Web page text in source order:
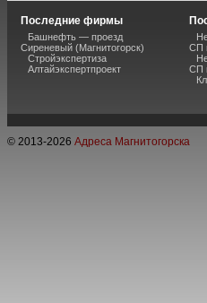
Последние фирмы
Башнефть — проезд
Сиреневый (Магнитогорск)
Стройэкспертиза
Алтайэкспертпроект
СП
СП
© 2013-2026 Адреса Магнитогорска